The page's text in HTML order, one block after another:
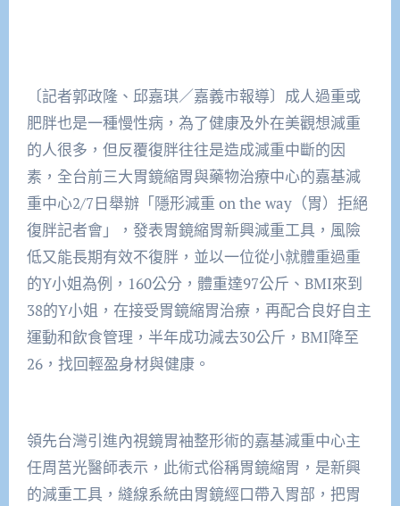
〔記者郭政隆、邱嘉琪／嘉義市報導〕成人過重或
肥胖也是一種慢性病，為了健康及外在美觀想減重
的人很多，但反覆復胖往往是造成減重中斷的因
素，全台前三大胃鏡縮胃與藥物治療中心的嘉基減
重中心2/7日舉辦「隱形減重 on the way（胃）拒絕
復胖記者會」，發表胃鏡縮胃新興減重工具，風險
低又能長期有效不復胖，並以一位從小就體重過重
的Y小姐為例，160公分，體重達97公斤、BMI來到
38的Y小姐，在接受胃鏡縮胃治療，再配合良好自主
運動和飲食管理，半年成功減去30公斤，BMI降至
26，找回輕盈身材與健康。
領先台灣引進內視鏡胃袖整形術的嘉基減重中心主
任周莒光醫師表示，此術式俗稱胃鏡縮胃，是新興
的減重工具，縫線系統由胃鏡經口帶入胃部，把胃